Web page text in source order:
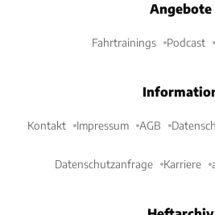
Angebote
Fahrtrainings Podcast
Kontakt Impressum AGB
Datenschutzanfrage Karriere